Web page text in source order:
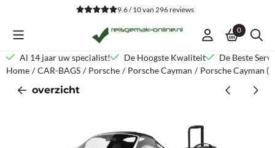
Cookievoorkeuren zijn beschikbaar. Kies instellingen of sta alle
9.6 / 10van296reviews
0
Al 14 jaar uw specialist! De Hoogste Kwaliteit
De Beste
Home / CAR-BAGS / Porsche / Porsche Cayman / Porsche Cayman
overzicht